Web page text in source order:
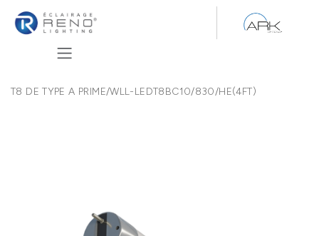
T8 DE TYPE A PRIME/WLL-LEDT8BC10/830/HE(4FT)